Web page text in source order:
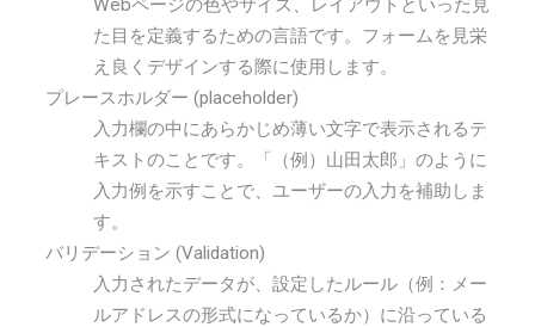
た目を定義するための言語です。フォームを見栄
え良くデザインする際に使用します。
プレースホルダー (placeholder)
入力欄の中にあらかじめ薄い文字で表示されるテ
キストのことです。「（例）山田太郎」のように
入力例を示すことで、ユーザーの入力を補助しま
す。
バリデーション (Validation)
入力されたデータが、設定したルール（例：メー
ルアドレスの形式になっているか）に沿っている